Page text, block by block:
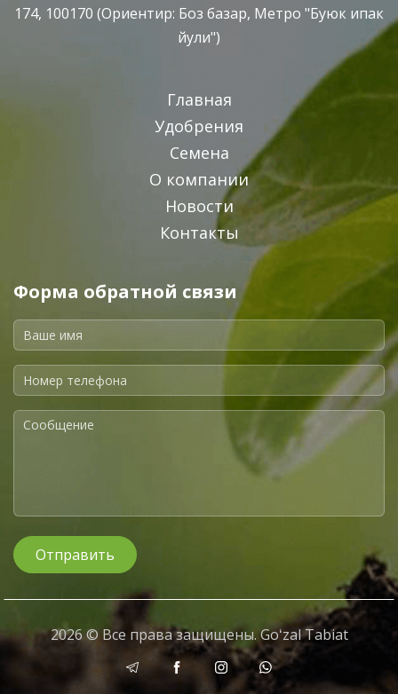
174, 100170 (Ориентир: Боз базар, Метро "Буюк ипак
йули")
Главная
Удобрения
Семена
О компании
Новости
Контакты
Форма обратной связи
Отправить
2026 © Все права защищены. Goʻzal Tabiat